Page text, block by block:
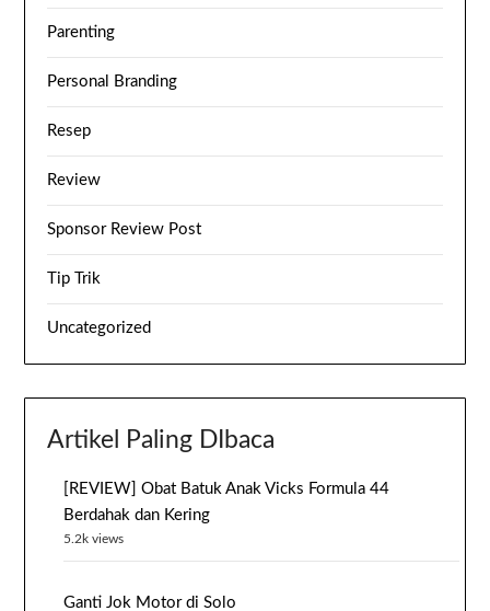
Parenting
Personal Branding
Resep
Review
Sponsor Review Post
Tip Trik
Uncategorized
Artikel Paling DIbaca
[REVIEW] Obat Batuk Anak Vicks Formula 44
Berdahak dan Kering
5.2k views
Ganti Jok Motor di Solo